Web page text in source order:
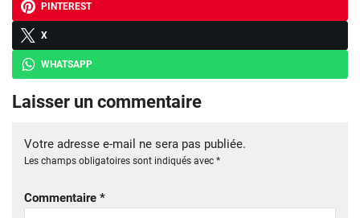
PINTEREST
X
WHATSAPP
Laisser un commentaire
Votre adresse e-mail ne sera pas publiée.
Les champs obligatoires sont indiqués avec *
Commentaire *